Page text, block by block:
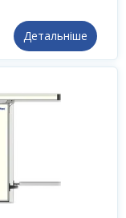
Детальніше